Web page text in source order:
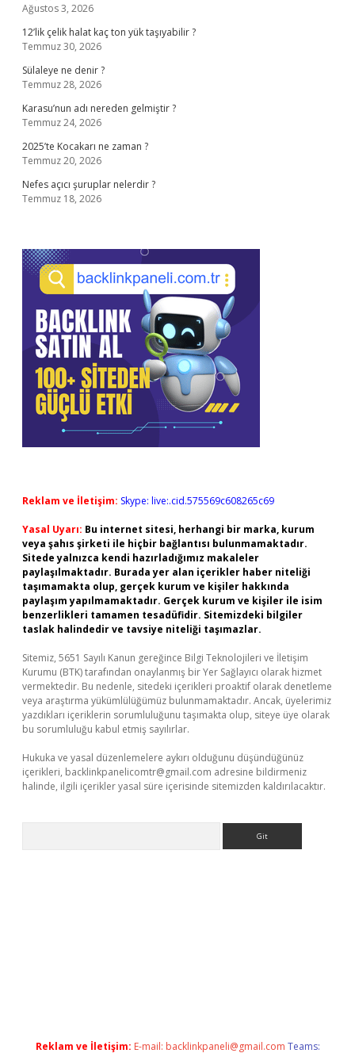
Ağustos 3, 2026
12’lik çelik halat kaç ton yük taşıyabilir ?
Temmuz 30, 2026
Sülaleye ne denir ?
Temmuz 28, 2026
Karasu’nun adı nereden gelmiştir ?
Temmuz 24, 2026
2025’te Kocakarı ne zaman ?
Temmuz 20, 2026
Nefes açıcı şuruplar nelerdir ?
Temmuz 18, 2026
Reklam ve İletişim: Skype: live:.cid.575569c608265c69
Yasal Uyarı: Bu internet sitesi, herhangi bir marka, kurum
veya şahıs şirketi ile hiçbir bağlantısı bulunmamaktadır.
Sitede yalnızca kendi hazırladığımız makaleler
paylaşılmaktadır. Burada yer alan içerikler haber niteliği
taşımamakta olup, gerçek kurum ve kişiler hakkında
paylaşım yapılmamaktadır. Gerçek kurum ve kişiler ile isim
benzerlikleri tamamen tesadüfidir. Sitemizdeki bilgiler
taslak halindedir ve tavsiye niteliği taşımazlar.
Sitemiz, 5651 Sayılı Kanun gereğince Bilgi Teknolojileri ve İletişim
Kurumu (BTK) tarafından onaylanmış bir Yer Sağlayıcı olarak hizmet
vermektedir. Bu nedenle, sitedeki içerikleri proaktif olarak denetleme
veya araştırma yükümlülüğümüz bulunmamaktadır. Ancak, üyelerimiz
yazdıkları içeriklerin sorumluluğunu taşımakta olup, siteye üye olarak
bu sorumluluğu kabul etmiş sayılırlar.
Hukuka ve yasal düzenlemelere aykırı olduğunu düşündüğünüz
içerikleri, backlinkpanelicomtr@gmail.com adresine bildirmeniz
halinde, ilgili içerikler yasal süre içerisinde sitemizden kaldırılacaktır.
Reklam ve İletişim: E-mail: backlinkpaneli@gmail.com Teams: